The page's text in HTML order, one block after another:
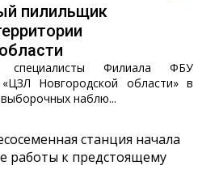
пилильщик
Филиала ФБУ
Новгородской области» в
наблю...